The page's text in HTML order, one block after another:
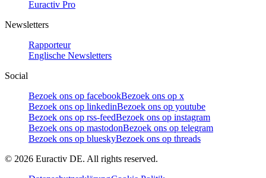
Euractiv Pro
Newsletters
Rapporteur
Englische Newsletters
Social
Bezoek ons op facebookBezoek ons op x
Bezoek ons op linkedinBezoek ons op youtube
Bezoek ons op rss-feedBezoek ons op instagram
Bezoek ons op mastodonBezoek ons op telegram
Bezoek ons op blueskyBezoek ons op threads
© 2026 Euractiv DE. All rights reserved.